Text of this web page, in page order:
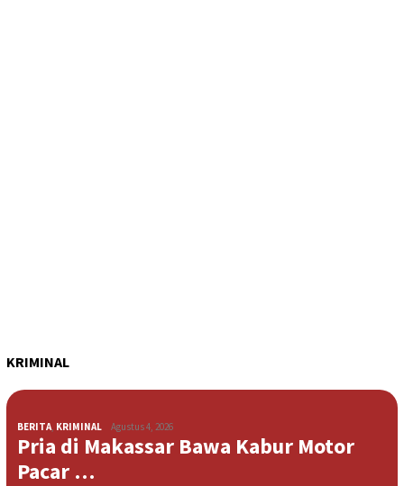
KRIMINAL
BERITA KRIMINAL Agustus 4, 2026
Pria di Makassar Bawa Kabur Motor
Pacar …